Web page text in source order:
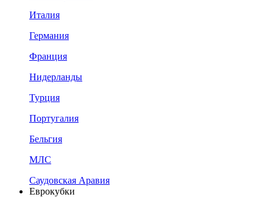
Италия
Германия
Франция
Нидерланды
Турция
Португалия
Бельгия
МЛС
Саудовская Аравия
Еврокубки